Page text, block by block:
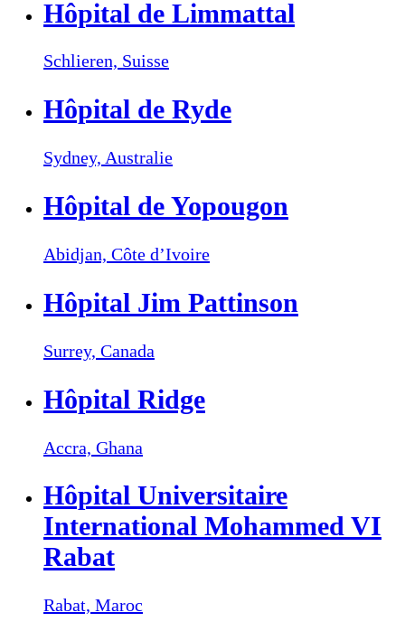
Hôpital de Limmattal
Schlieren, Suisse
Hôpital de Ryde
Sydney, Australie
Hôpital de Yopougon
Abidjan, Côte d’Ivoire
Hôpital Jim Pattinson
Surrey, Canada
Hôpital Ridge
Accra, Ghana
Hôpital Universitaire
International Mohammed VI
Rabat
Rabat, Maroc